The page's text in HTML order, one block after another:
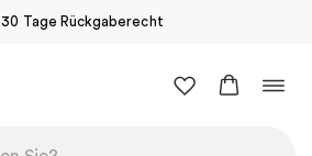
30 Tage Rückgaberecht